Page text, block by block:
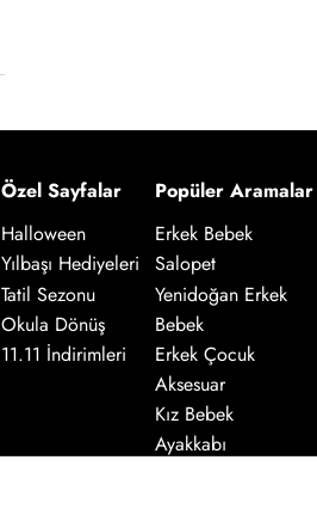
Özel Sayfalar
Halloween
Yılbaşı Hediyeleri
Tatil Sezonu
Okula Dönüş
11.11 İndirimleri
Popüler Aramalar
Erkek Bebek
Salopet
Yenidoğan Erkek
Bebek
Erkek Çocuk
Aksesuar
Kız Bebek
Ayakkabı